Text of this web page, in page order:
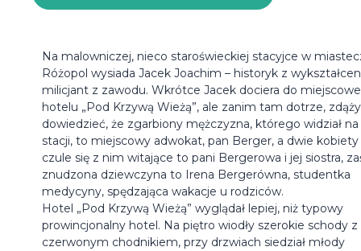
Na malowniczej, nieco staroświeckiej stacyjce w
Różopol wysiada Jacek Joachim – historyk z
milicjant z zawodu. Wkrótce Jacek dociera do
hotelu „Pod Krzywą Wieżą”, ale zanim tam dotrze,
dowiedzieć, że zgarbiony mężczyzna, którego widział na
stacji, to miejscowy adwokat, pan Berger, a dwie kobiety
czule się z nim witające to pani Bergerowa i jej siostra,
znudzona dziewczyna to Irena Bergerówna, studentka
medycyny, spędzająca wakacje u rodziców.
Hotel „Pod Krzywą Wieżą” wyglądał lepiej, niż typowy
prowincjonalny hotel. Na piętro wiodły szerokie schody z
czerwonym chodnikiem, przy drzwiach siedział młody